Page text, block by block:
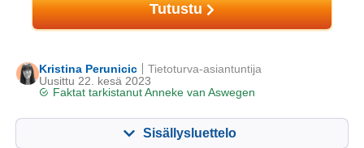
Tutustu
Kristina Perunicic
Uusittu 22. kesä 2023
Faktat tarkistanutAnneke van Aswegen
Tietoturva-asiantuntija
Sisällysluettelo